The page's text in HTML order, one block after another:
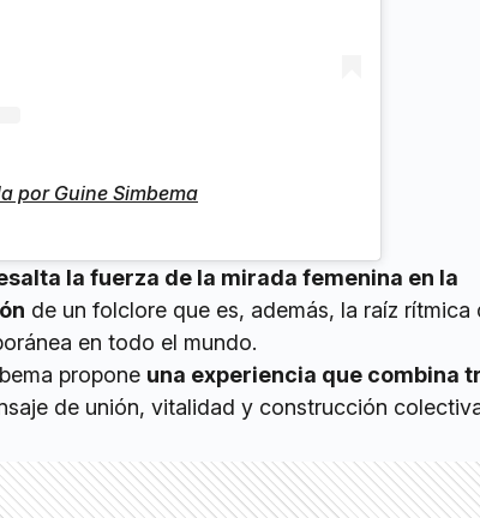
por Guine Simbema
la fuerza de la mirada femenina en la
de un folclore que es, además, la raíz rítmica
en todo el mundo.
propone una experiencia que combina
de unión, vitalidad y construcción